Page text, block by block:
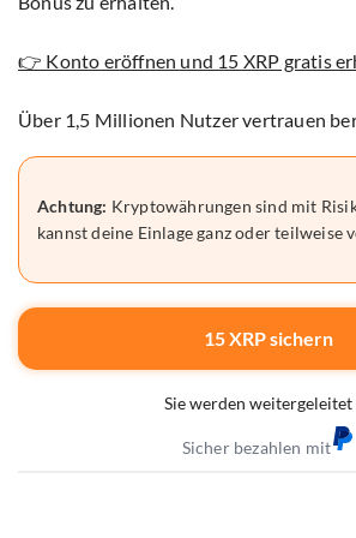
👉 Konto eröffnen und 15 XRP gratis
Über 1,5 Millionen Nutzer vertrauen
Achtung: Kryptowährungen sind mit
kannst deine Einlage ganz oder teilweise
15 XRP sichern
Sie werden weitergeleitet
Sicher bezahlen mit